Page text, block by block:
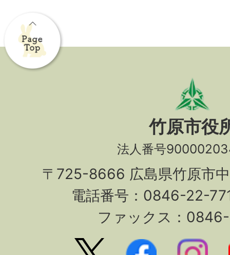
竹原市役
法人番号
〒725-8666 広島県竹原市
電話番号：0846-22-
ファックス：